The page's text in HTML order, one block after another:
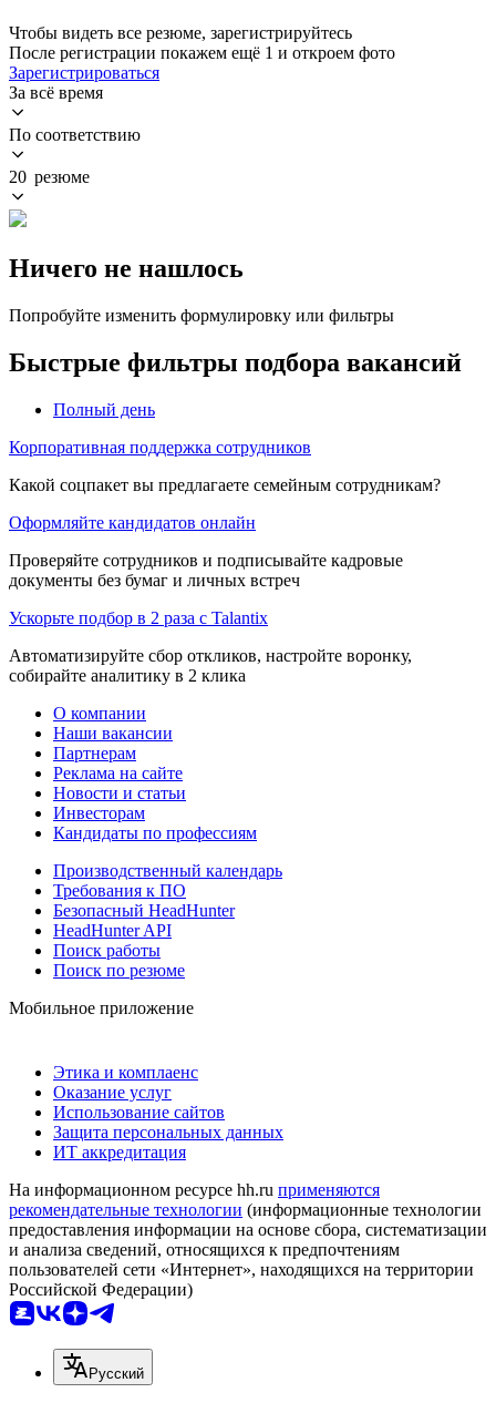
Чтобы видеть все резюме, зарегистрируйтесь
После регистрации покажем ещё 1 и откроем фото
Зарегистрироваться
За всё время
По соответствию
20 резюме
Ничего не нашлось
Попробуйте изменить формулировку или фильтры
Быстрые фильтры подбора вакансий
Полный день
Корпоративная поддержка сотрудников
Какой соцпакет вы предлагаете семейным сотрудникам?
Оформляйте кандидатов онлайн
Проверяйте сотрудников и подписывайте кадровые
документы без бумаг и личных встреч
Ускорьте подбор в 2 раза с Talantix
Автоматизируйте сбор откликов, настройте воронку,
собирайте аналитику в 2 клика
О компании
Наши вакансии
Партнерам
Реклама на сайте
Новости и статьи
Инвесторам
Кандидаты по профессиям
Производственный календарь
Требования к ПО
Безопасный HeadHunter
HeadHunter API
Поиск работы
Поиск по резюме
Мобильное приложение
Этика и комплаенс
Оказание услуг
Использование сайтов
Защита персональных данных
ИТ аккредитация
На информационном ресурсе hh.ru применяются
рекомендательные технологии (информационные технологии
предоставления информации на основе сбора, систематизации
и анализа сведений, относящихся к предпочтениям
пользователей сети «Интернет», находящихся на территории
Российской Федерации)
Русский